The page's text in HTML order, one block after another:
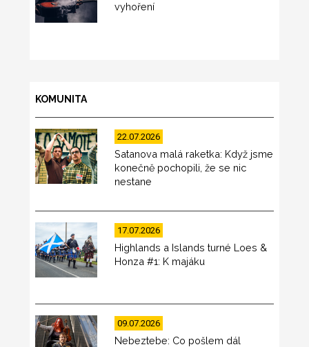
vyhoření
KOMUNITA
22.07.2026
Satanova malá raketka: Když jsme
konečně pochopili, že se nic
nestane
17.07.2026
Highlands a Islands turné Loes &
Honza #1: K majáku
09.07.2026
Nebeztebe: Co pošlem dál